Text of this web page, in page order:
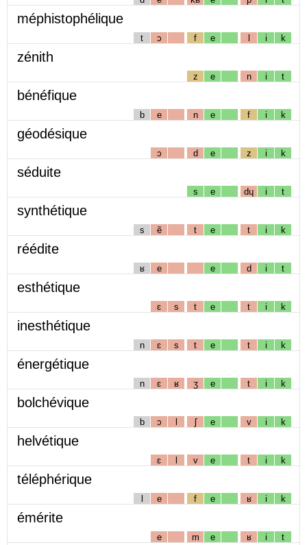
méphistophélique
t ɔ f e l i k
zénith
z e n i t
bénéfique
b e n e f i k
géodésique
ɔ d e z i k
séduite
s e dɥ i t
synthétique
s ẽ t e t i k
réédite
ʁ e e d i t
esthétique
ɛ s t e t i k
inesthétique
n ɛ s t e t i k
énergétique
n ɛ ʁ ʒ e t i k
bolchévique
b ɔ l ʃ e v i k
helvétique
ɛ l v e t i k
téléphérique
l e f e ʁ i k
émérite
e m e ʁ i t